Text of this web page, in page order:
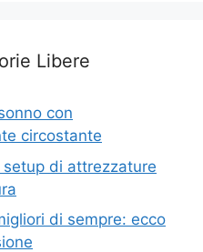
Libere
con
circostante
setup di attrezzature
di sempre: ecco